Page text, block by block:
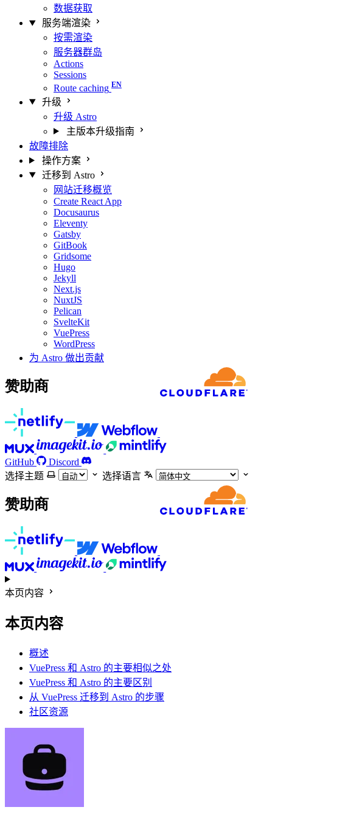
数据获取
服务端渲染
按需渲染
服务器群岛
Actions
Sessions
Route caching
升级
升级 Astro
主版本升级指南
故障排除
操作方案
迁移到 Astro
网站迁移概览
Create React App
Docusaurus
Eleventy
Gatsby
GitBook
Gridsome
Hugo
Jekyll
Next.js
NuxtJS
Pelican
SvelteKit
VuePress
WordPress
为 Astro 做出贡献
赞助商
GitHub
Discord
选择主题
选择语言
赞助商
本页内容
本页内容
概述
VuePress 和 Astro 的主要相似之处
VuePress 和 Astro 的主要区别
从 VuePress 迁移到 Astro 的步骤
社区资源